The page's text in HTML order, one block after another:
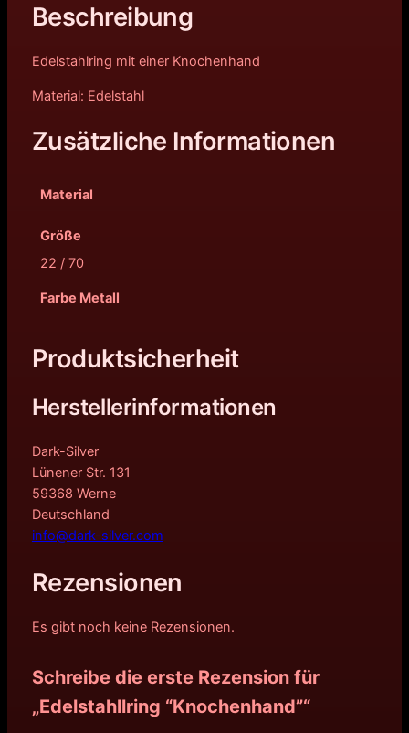
Beschreibung
Edelstahlring mit einer Knochenhand
Material: Edelstahl
Zusätzliche Informationen
Material
Größe
22 / 70
Farbe Metall
Produktsicherheit
Herstellerinformationen
Dark-Silver
Lünener Str. 131
59368 Werne
Deutschland
info@dark-silver.com
Rezensionen
Es gibt noch keine Rezensionen.
Schreibe die erste Rezension für
„Edelstahllring “Knochenhand”“